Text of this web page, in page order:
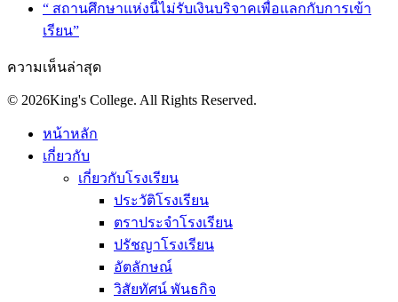
“ สถานศึกษาแห่งนี้ไม่รับเงินบริจาคเพื่อแลกกับการเข้า
เรียน”
ความเห็นล่าสุด
© 2026King's College. All Rights Reserved.
หน้าหลัก
เกี่ยวกับ
เกี่ยวกับโรงเรียน
ประวัติโรงเรียน
ตราประจำโรงเรียน
ปรัชญาโรงเรียน
อัตลักษณ์
วิสัยทัศน์ พันธกิจ